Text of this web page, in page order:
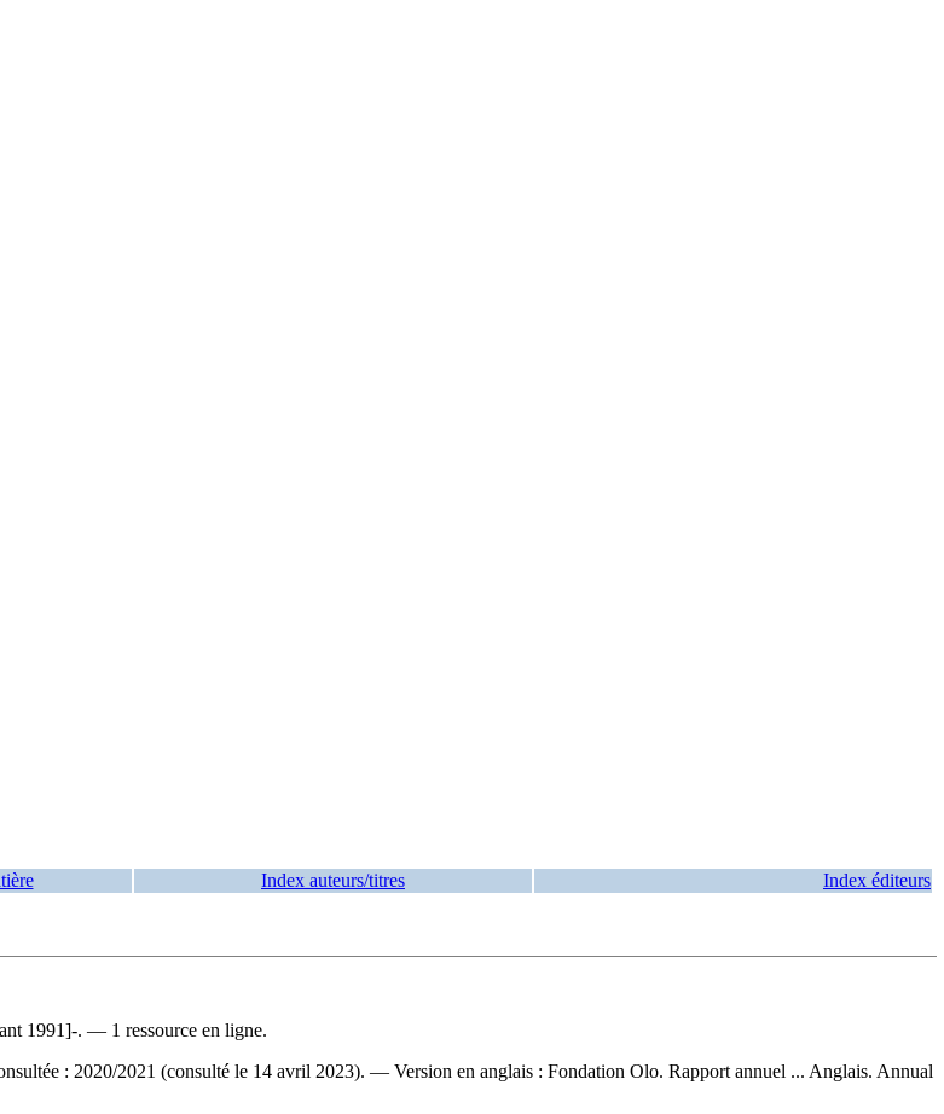
Index auteurs/titres Index éditeurs
1991]-. — 1 ressource en ligne.
: 2020/2021 (consulté le 14 avril 2023). — Version en anglais : Fondation Olo. Rapport annuel ... Anglais. Annual